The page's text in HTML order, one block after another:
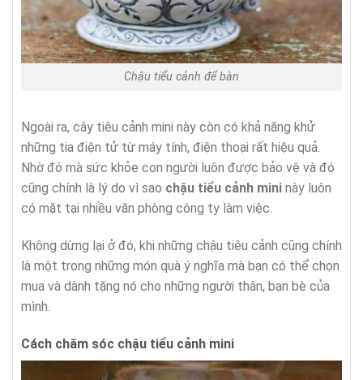
Chậu tiểu cảnh để bàn
Ngoài ra, cây tiêu cảnh mini này còn có khả năng khử
những tia điện tử từ máy tính, điện thoại rất hiệu quả.
Nhờ đó mà sức khỏe con người luôn được bảo vệ và đó
cũng chính là lý do vì sao chậu tiểu cảnh mini này luôn
có mặt tại nhiều văn phòng công ty làm việc.
Không dừng lại ở đó, khi những chậu tiêu cảnh cũng chính
là một trong những món quà ý nghĩa mà bạn có thể chọn
mua và dành tặng nó cho những người thân, bạn bè của
mình.
Cách chăm sóc chậu tiểu cảnh mini